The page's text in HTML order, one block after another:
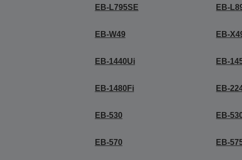
EB-L795SE EB-
EB-W49 EB-
EB-1440Ui EB-
EB-1480Fi EB-
EB-530 EB-
EB-570 EB-